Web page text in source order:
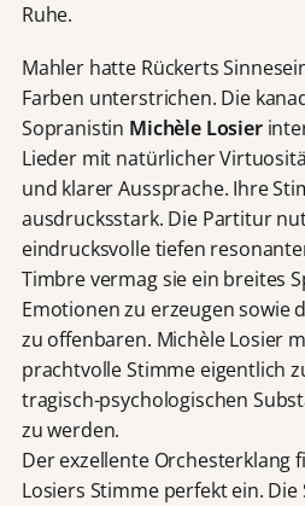
Ruhe.
Mahler hatte Rückerts
Farben unterstrichen. Die
Sopranistin Michèle Losier
Lieder mit natürlicher
und klarer Aussprache. Ihre
ausdrucksstark. Die Partitur
eindrucksvolle tiefen
Timbre vermag sie ein breites
Emotionen zu erzeugen sowie
zu offenbaren. Michèle Losier
prachtvolle Stimme eigentlich
tragisch-psychologischen
zu werden.
Der exzellente Orchesterklang
Losiers Stimme perfekt ein. Die